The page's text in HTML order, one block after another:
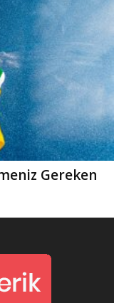
Gereken